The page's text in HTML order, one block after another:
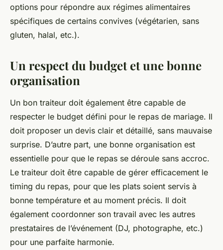
options pour répondre aux régimes alimentaires
spécifiques de certains convives (végétarien, sans
gluten, halal, etc.).
Un respect du budget et une bonne
organisation
Un bon traiteur doit également être capable de
respecter le budget défini pour le repas de mariage. Il
doit proposer un devis clair et détaillé, sans mauvaise
surprise. D’autre part, une bonne organisation est
essentielle pour que le repas se déroule sans accroc.
Le traiteur doit être capable de gérer efficacement le
timing du repas, pour que les plats soient servis à
bonne température et au moment précis. Il doit
également coordonner son travail avec les autres
prestataires de l’événement (DJ, photographe, etc.)
pour une parfaite harmonie.